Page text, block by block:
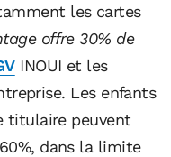
les cartes
offre 30% de
INOUI et les
Les enfants
titulaire peuvent
dans la limite